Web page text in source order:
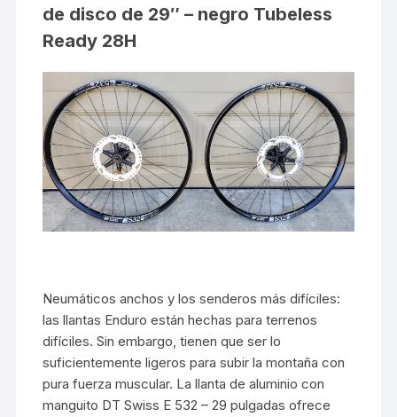
de disco de 29″ – negro Tubeless
Ready 28H
Neumáticos anchos y los senderos más difíciles:
las llantas Enduro están hechas para terrenos
difíciles. Sin embargo, tienen que ser lo
suficientemente ligeros para subir la montaña con
pura fuerza muscular. La llanta de aluminio con
manguito DT Swiss E 532 – 29 pulgadas ofrece